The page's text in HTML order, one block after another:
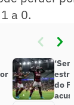
a 0.
do